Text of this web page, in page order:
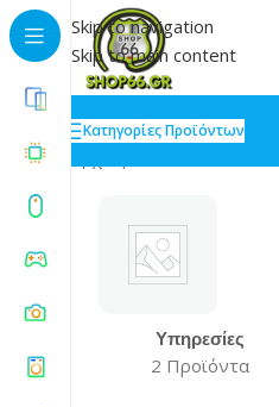
Skip to navigation
Skip to main content
Κατηγορίες Προϊόντων
Υπηρεσίες
2 Προϊόντα